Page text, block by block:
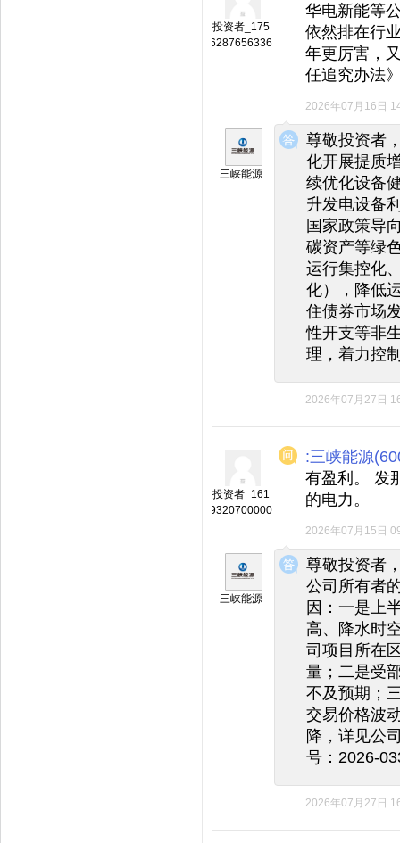
投资者_175
6287656336
华电新能等
依然排在行
年更厉害，
任追究办法
2026年07月16日
◆
◆
三峡能源
尊敬投资者
化开展提质
续优化设备
升发电设备
国家政策导
碳资产等绿
运行集控化
化），降低
住债券市场
性开支等非
理，着力控
2026年07月27日
投资者_161
9320700000
:三峡能源
有盈利。 发
的电力。
2026年07月15日
◆
◆
三峡能源
尊敬投资者
公司所有者
因：一是上
高、降水时
司项目所在
量；二是受
不及预期；
交易价格波
降，详见公
号：2026-
2026年07月27日